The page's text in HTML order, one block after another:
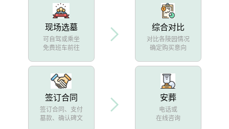
现场选墓
可自驾或乘坐
免费班车前往
综合对比
对比各陵园情况
确定购买意向
签订合同
签订合同、支付
墓款、确认碑文
安葬
电话或
在线咨询